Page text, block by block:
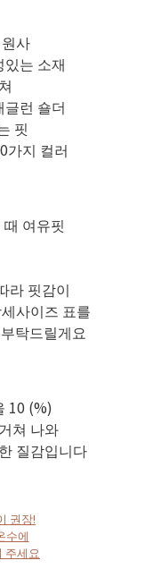
사
는 소재
런 숄더
핏
가지 컬러
여유핏
라 핏감이
사이즈 표를
탁드릴게요
10 (%)
쳐 나와
질감입니다
권장!
수에
주세요